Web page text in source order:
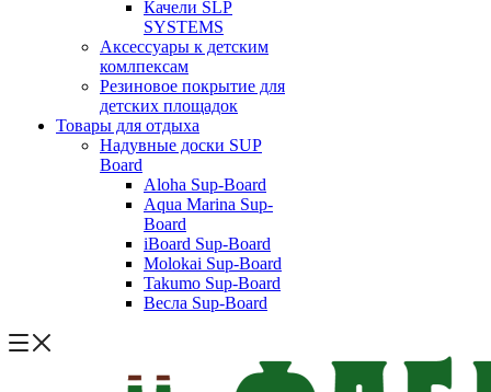
Качели SLP
SYSTEMS
Аксессуары к детским
комлпексам
Резиновое покрытие для
детских площадок
Товары для отдыха
Надувные доски SUP
Board
Aloha Sup-Board
Aqua Marina Sup-
Board
iBoard Sup-Board
Molokai Sup-Board
Takumo Sup-Board
Весла Sup-Board